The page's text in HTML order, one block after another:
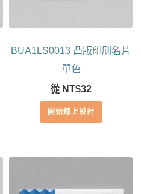
BUA1LS0013 凸版印刷名片
單色
從 NT$32
開始線上設計